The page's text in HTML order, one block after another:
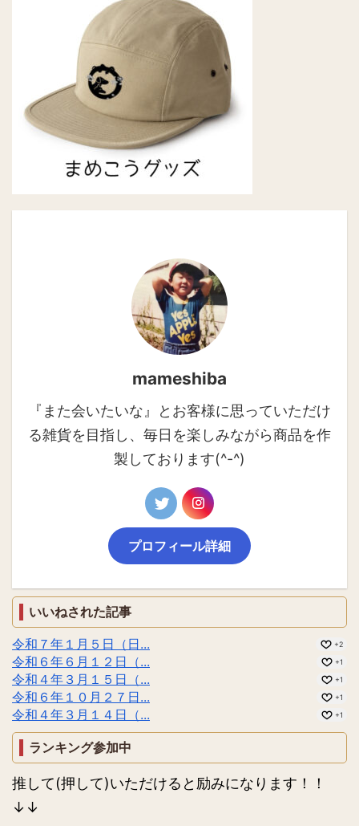
mameshiba
『また会いたいな』とお客様に思っていただけ
る雑貨を目指し、毎日を楽しみながら商品を作
製しております(^-^)
プロフィール詳細
いいねされた記事
令和７年１月５日（日...
+2
令和６年６月１２日（... +1
令和４年３月１５日（... +1
令和６年１０月２７日... +1
令和４年３月１４日（... +1
ランキング参加中
推して(押して)いただけると励みになります！！
↓↓